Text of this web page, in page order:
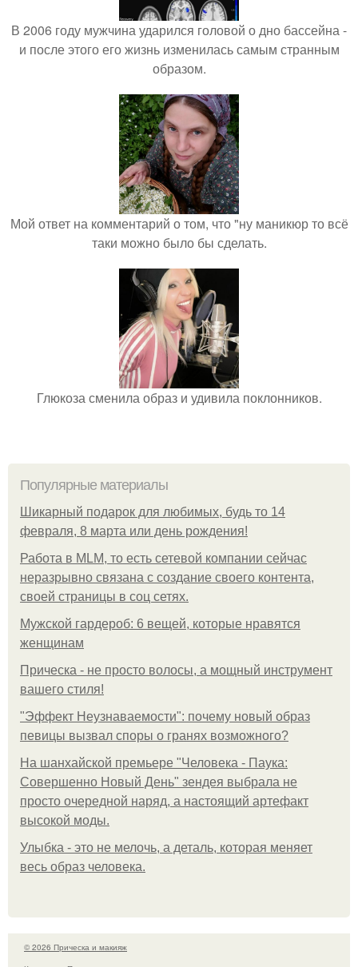
В 2006 году мужчина ударился головой о дно бассейна -
и после этого его жизнь изменилась самым странным
образом.
Мой ответ на комментарий о том, что "ну маникюр то всё
таки можно было бы сделать.
Глюкоза сменила образ и удивила поклонников.
Популярные материалы
Шикарный подарок для любимых, будь то 14
февраля, 8 марта или день рождения!
Работа в MLM, то есть сетевой компании сейчас
неразрывно связана с создание своего контента,
своей страницы в соц сетях.
Мужской гардероб: 6 вещей, которые нравятся
женщинам
Прическа - не просто волосы, а мощный инструмент
вашего стиля!
"Эффект Неузнаваемости": почему новый образ
певицы вызвал споры о гранях возможного?
На шанхайской премьере "Человека - Паука:
Совершенно Новый День" зендея выбрала не
просто очередной наряд, а настоящий артефакт
высокой моды.
Улыбка - это не мелочь, а деталь, которая меняет
весь образ человека.
© 2026 Прическа и макияж